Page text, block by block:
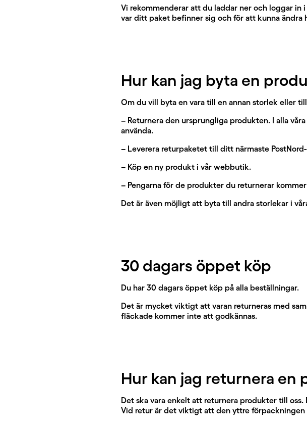
Vi rekommenderar att du laddar ner och loggar
var ditt paket befinner sig och för att kunna ändra
Hur kan jag byta en
Om du vill byta en vara till en annan storlek eller
– Returnera den ursprungliga produkten. I alla
använda.
– Leverera returpaketet till ditt närmaste
– Köp en ny produkt i vår webbutik.
– Pengarna för de produkter du returnerar
Det är även möjligt att byta till andra storlekar i
30 dagars öppet köp
Du har 30 dagars öppet köp på alla beställningar.
Det är mycket viktigt att varan returneras med
fläckade kommer inte att godkännas.
Hur kan jag returnera en
Det ska vara enkelt att returnera produkter till
Vid retur är det viktigt att den yttre